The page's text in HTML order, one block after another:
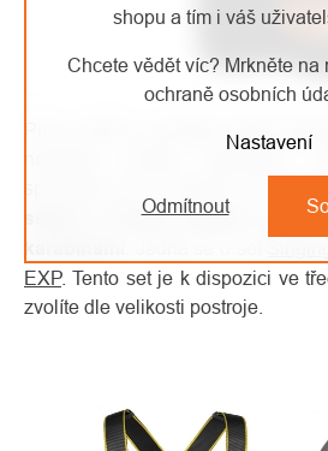
shopu a tím i váš
Chcete vědět víc? Mrkněte na
ochraně osobních
Nastavení
Odmítnout
Pro ty, kteří si nechtějí vybírat
sedací a hrudní úvazek a
EXP. Tento set je k dispozici ve
zvolíte dle velikosti postroje.